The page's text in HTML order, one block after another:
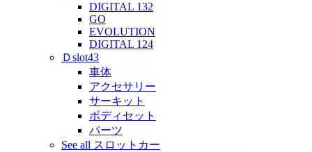
DIGITAL 132
GO
EVOLUTION
DIGITAL 124
Ｄslot43
車体
アクセサリー
サーキット
ボディセット
パーツ
See all スロットカー